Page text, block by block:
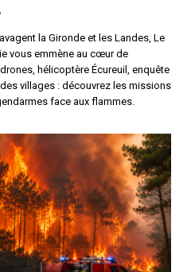
la Gironde et les Landes, Le
vous emmène au cœur de
hélicoptère Écureuil, enquête
villages : découvrez les missions
face aux flammes.